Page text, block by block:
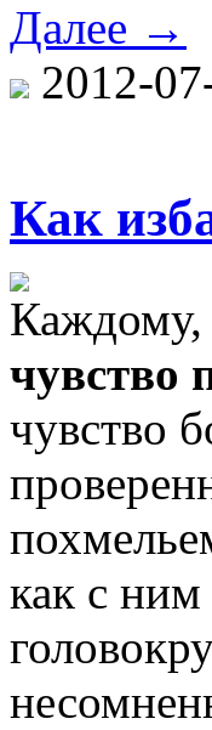
Далее →
2012-
Как
Каждому,
чувство
чувство
как с ним